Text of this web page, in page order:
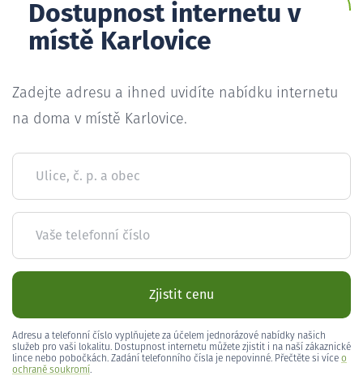
Dostupnost internetu v
místě Karlovice
Zadejte adresu a ihned uvidíte nabídku internetu
na doma v místě Karlovice.
Ulice, č. p. a obec
Vaše telefonní číslo
Zjistit cenu
Adresu a telefonní číslo vyplňujete za účelem jednorázové nabídky našich
služeb pro vaši lokalitu. Dostupnost internetu můžete zjistit i na naší zákaznické
lince nebo pobočkách. Zadání telefonního čísla je nepovinné. Přečtěte si více o
ochraně soukromí.